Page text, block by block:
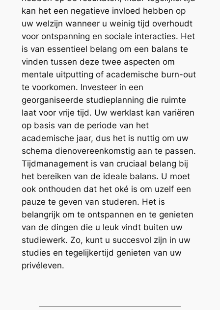
kan het een negatieve invloed hebben op
uw welzijn wanneer u weinig tijd overhoudt
voor ontspanning en sociale interacties. Het
is van essentieel belang om een balans te
vinden tussen deze twee aspecten om
mentale uitputting of academische burn-out
te voorkomen. Investeer in een
georganiseerde studieplanning die ruimte
laat voor vrije tijd. Uw werklast kan variëren
op basis van de periode van het
academische jaar, dus het is nuttig om uw
schema dienovereenkomstig aan te passen.
Tijdmanagement is van cruciaal belang bij
het bereiken van de ideale balans. U moet
ook onthouden dat het oké is om uzelf een
pauze te geven van studeren. Het is
belangrijk om te ontspannen en te genieten
van de dingen die u leuk vindt buiten uw
studiewerk. Zo, kunt u succesvol zijn in uw
studies en tegelijkertijd genieten van uw
privéleven.